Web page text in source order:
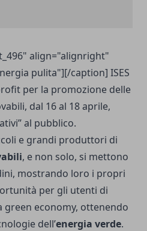
align="alignright"
pulita"][/caption] ISES
per la promozione delle
dal 16 al 18 aprile,
al pubblico.
e grandi produttori di
, e non solo, si mettono
mostrando loro i propri
per gli utenti di
economy, ottenendo
dell’energia verde.